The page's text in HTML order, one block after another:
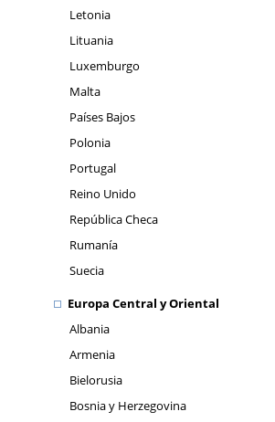
Letonia
Lituania
Luxemburgo
Malta
Países Bajos
Polonia
Portugal
Reino Unido
República Checa
Rumanía
Suecia
Europa Central y Oriental
Albania
Armenia
Bielorusia
Bosnia y Herzegovina